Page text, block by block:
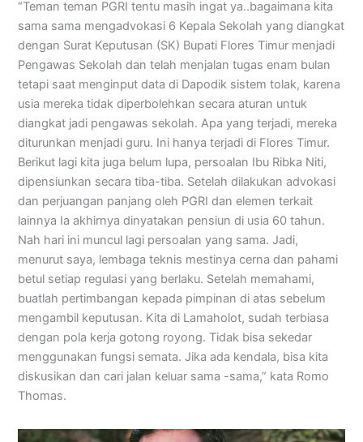
“Teman teman PGRI tentu masih ingat ya..bagaimana kita
sama sama mengadvokasi 6 Kepala Sekolah yang diangkat
dengan Surat Keputusan (SK) Bupati Flores Timur menjadi
Pengawas Sekolah dan telah menjalan tugas enam bulan
tetapi saat menginput data di Dapodik sistem tolak, karena
usia mereka tidak diperbolehkan secara aturan untuk
diangkat jadi pengawas sekolah. Apa yang terjadi, mereka
diturunkan menjadi guru. Ini hanya terjadi di Flores Timur.
Berikut lagi kita juga belum lupa, persoalan Ibu Ribka Niti,
dipensiunkan secara tiba-tiba. Setelah dilakukan advokasi
dan perjuangan panjang oleh PGRI dan elemen terkait
lainnya Ia akhirnya dinyatakan pensiun di usia 60 tahun.
Nah hari ini muncul lagi persoalan yang sama. Jadi,
menurut saya, lembaga teknis mestinya cerna dan pahami
betul setiap regulasi yang berlaku. Setelah memahami,
buatlah pertimbangan kepada pimpinan di atas sebelum
mengambil keputusan. Kita di Lamaholot, sudah terbiasa
dengan pola kerja gotong royong. Tidak bisa sekedar
menggunakan fungsi semata. Jika ada kendala, bisa kita
diskusikan dan cari jalan keluar sama -sama,” kata Romo
Thomas.